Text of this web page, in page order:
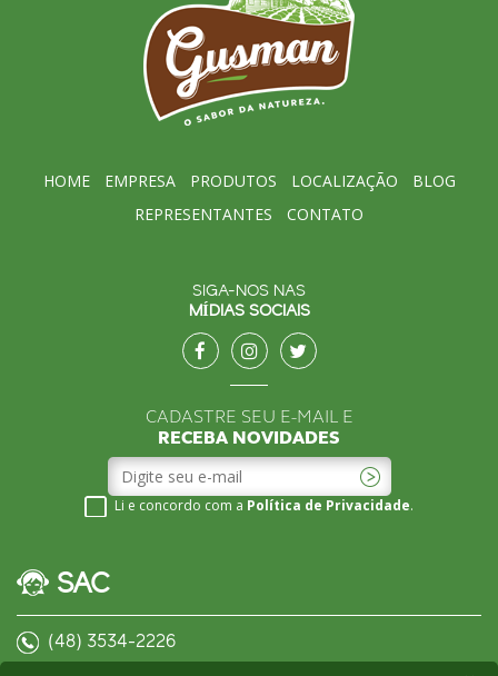
HOME EMPRESA PRODUTOS LOCALIZAÇÃO
BLOG
REPRESENTANTES
CONTATO
SIGA-NOS NAS
MÍDIAS SOCIAIS
CADASTRE SEU E-MAIL E
RECEBA NOVIDADES
Li e concordo com a Política de Privacidade.
SAC
(48) 3534-2226